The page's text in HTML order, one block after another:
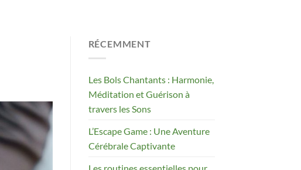
RÉCEMMENT
Les Bols Chantants : Harmonie,
Méditation et Guérison à
travers les Sons
L’Escape Game : Une Aventure
Cérébrale Captivante
Les routines essentielles pour